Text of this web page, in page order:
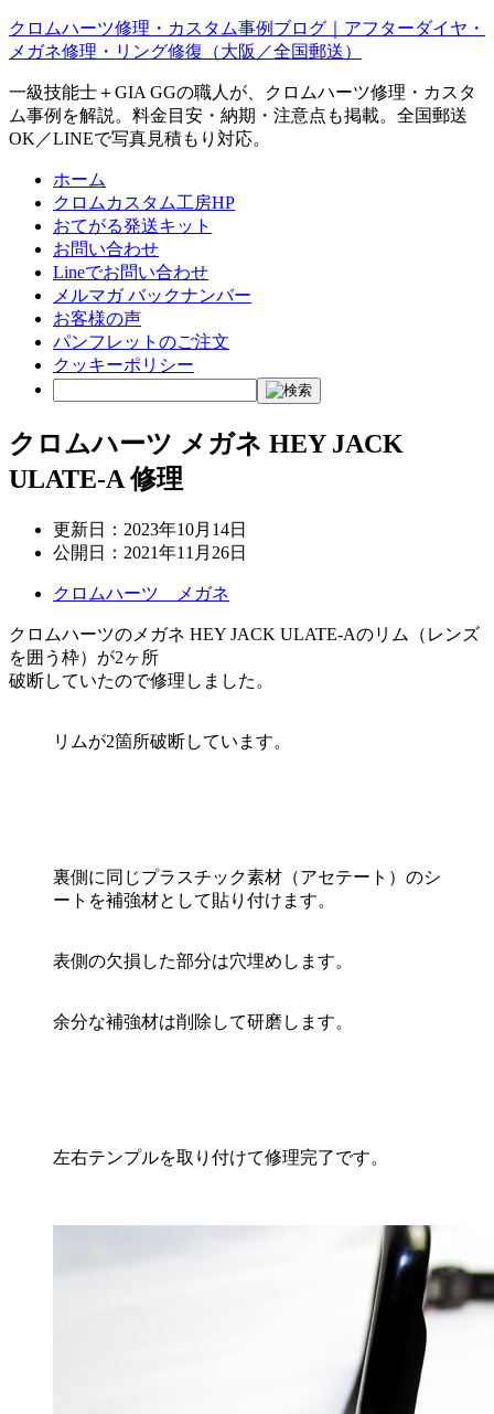
クロムハーツ修理・カスタム事例ブログ｜アフターダイヤ・
メガネ修理・リング修復（大阪／全国郵送）
一級技能士＋GIA GGの職人が、クロムハーツ修理・カスタ
ム事例を解説。料金目安・納期・注意点も掲載。全国郵送
OK／LINEで写真見積もり対応。
ホーム
クロムカスタム工房HP
おてがる発送キット
お問い合わせ
Lineでお問い合わせ
メルマガ バックナンバー
お客様の声
パンフレットのご注文
クッキーポリシー
クロムハーツ メガネ HEY JACK
ULATE-A 修理
更新日： 2023年10月14日
公開日： 2021年11月26日
クロムハーツ メガネ
クロムハーツのメガネ HEY JACK ULATE-Aのリム（レンズ
を囲う枠）が2ヶ所
破断していたので修理しました。
リムが2箇所破断しています。
裏側に同じプラスチック素材（アセテート）のシ
ートを補強材として貼り付けます。
表側の欠損した部分は穴埋めします。
余分な補強材は削除して研磨します。
左右テンプルを取り付けて修理完了です。